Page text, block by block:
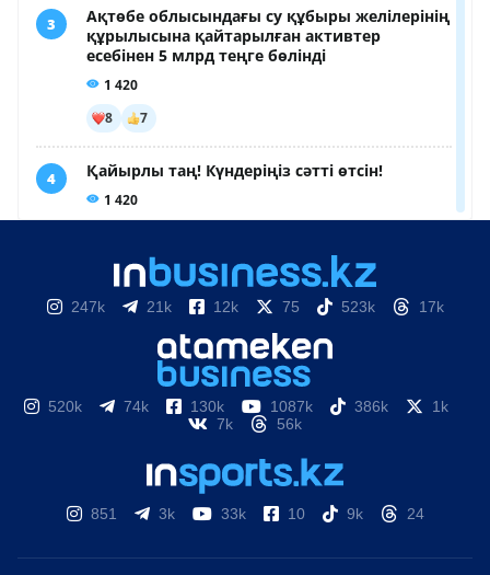
247k 21k 12k 75 523k 17k
520k 74k 130k 1087k 386k
1k
7k
56k
851 3k 33k 10 9k 24